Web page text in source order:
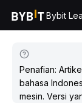
Bybit
Penafian:
bahasa
mesin. Versi